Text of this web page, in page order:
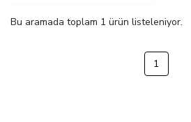
Bu aramada toplam 1 ürün listeleniyor.
1